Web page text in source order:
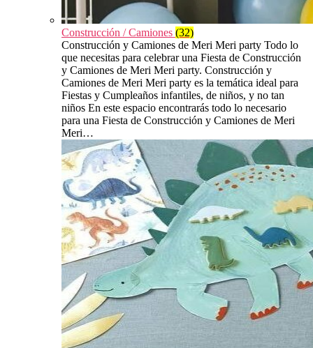
Construcción / Camiones (32)
Construcción y Camiones de Meri Meri party Todo lo
que necesitas para celebrar una Fiesta de Construcción
y Camiones de Meri Meri party. Construcción y
Camiones de Meri Meri party es la temática ideal para
Fiestas y Cumpleaños infantiles, de niños, y no tan
niños En este espacio encontrarás todo lo necesario
para una Fiesta de Construcción y Camiones de Meri
Meri…